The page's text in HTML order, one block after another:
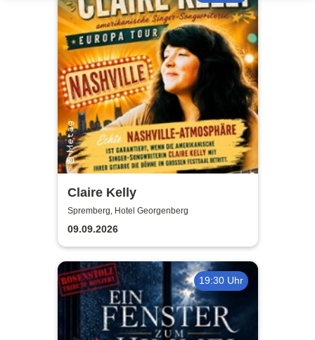
Claire Kelly
Spremberg, Hotel Georgenberg
09.09.2026
19:30 Uhr